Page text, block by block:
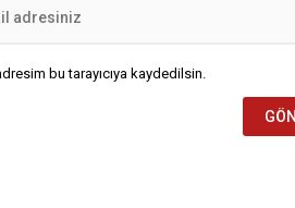
bu tarayıcıya kaydedilsin.